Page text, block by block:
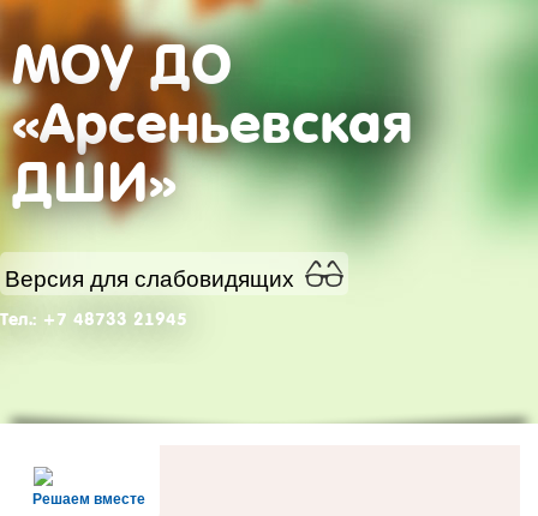
МОУ ДО
«Арсеньевская
ДШИ»
Версия для слабовидящих
Тел.: +7 48733 21945
Решаем вместе